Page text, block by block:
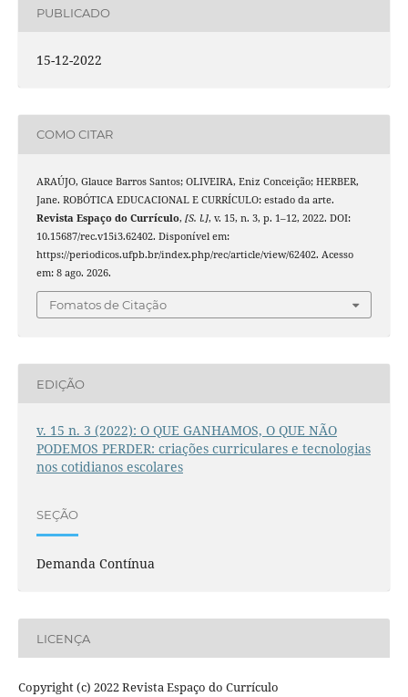
PUBLICADO
15-12-2022
COMO CITAR
ARAÚJO, Glauce Barros Santos; OLIVEIRA, Eniz Conceição; HERBER,
Jane. ROBÓTICA EDUCACIONAL E CURRÍCULO: estado da arte.
Revista Espaço do Currículo, [S. l.], v. 15, n. 3, p. 1–12, 2022. DOI:
10.15687/rec.v15i3.62402. Disponível em:
https://periodicos.ufpb.br/index.php/rec/article/view/62402. Acesso
em: 8 ago. 2026.
Fomatos de Citação
EDIÇÃO
v. 15 n. 3 (2022): O QUE GANHAMOS, O QUE NÃO
PODEMOS PERDER: criações curriculares e tecnologias
nos cotidianos escolares
SEÇÃO
Demanda Contínua
LICENÇA
Copyright (c) 2022 Revista Espaço do Currículo